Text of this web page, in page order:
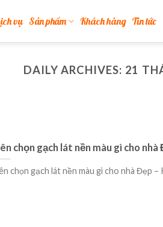
vụ Sản phẩm Khách hàng Tin tức
DAILY ARCHIVES: 21
chọn gạch lát nền màu gì cho
chọn gạch lát nền màu gì cho nhà Đẹp –